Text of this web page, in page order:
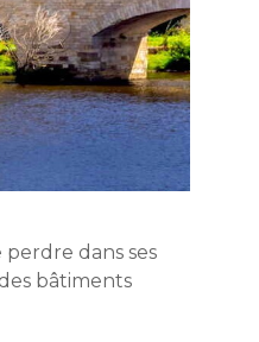
dans ses
bâtiments